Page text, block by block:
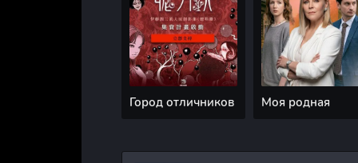
Город отличников Моя родная